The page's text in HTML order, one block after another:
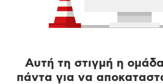
Αυτή τη στιγμή η
πάντα για να